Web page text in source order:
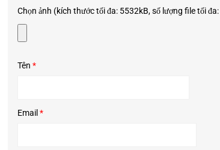
Chọn ảnh (kích thước tối đa: 5532kB, số lượng file tối đa:
Tên *
Email *